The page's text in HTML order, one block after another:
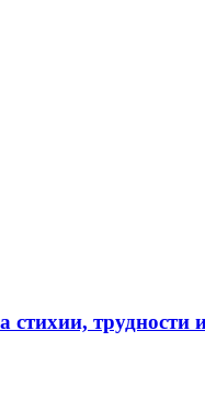
трудности